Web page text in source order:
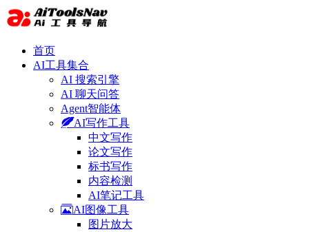
首页
AI工具集合
AI 搜索引擎
AI 聊天问答
Agent智能体
AI写作工具
中文写作
论文写作
标书写作
内容检测
AI笔记工具
AI图像工具
图片放大